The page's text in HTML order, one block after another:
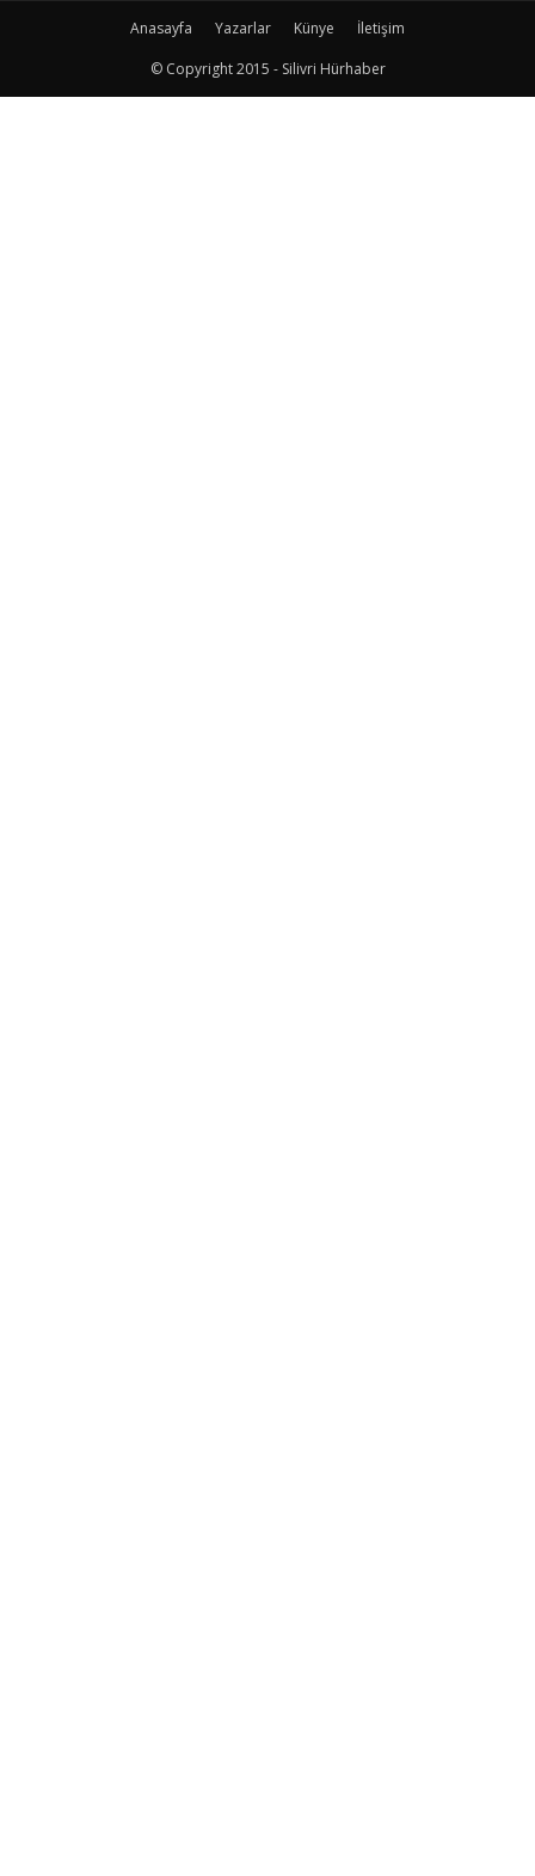
Anasayfa Yazarlar Künye
İletişim
© Copyright 2015 - Silivri Hürhaber